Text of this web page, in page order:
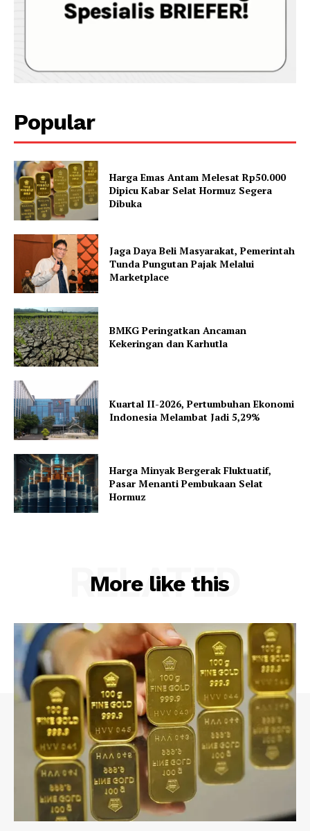
Popular
Harga Emas Antam Melesat Rp50.000
Dipicu Kabar Selat Hormuz Segera
Dibuka
Jaga Daya Beli Masyarakat, Pemerintah
Tunda Pungutan Pajak Melalui
Marketplace
BMKG Peringatkan Ancaman
Kekeringan dan Karhutla
Kuartal II-2026, Pertumbuhan Ekonomi
Indonesia Melambat Jadi 5,29%
Harga Minyak Bergerak Fluktuatif,
Pasar Menanti Pembukaan Selat
Hormuz
More like this
RELATED